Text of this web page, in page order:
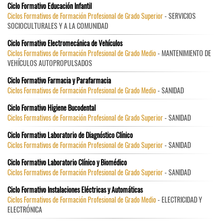
Ciclo Formativo Educación Infantil
Ciclos Formativos de Formación Profesional de Grado Superior- SERVICIOS
SOCIOCULTURALES Y A LA COMUNIDAD
Ciclo Formativo Electromecánica de Vehículos
Ciclos Formativos de Formación Profesional de Grado Medio- MANTENIMIENTO DE
VEHÍCULOS AUTOPROPULSADOS
Ciclo Formativo Farmacia y Parafarmacia
Ciclos Formativos de Formación Profesional de Grado Medio- SANIDAD
Ciclo Formativo Higiene Bucodental
Ciclos Formativos de Formación Profesional de Grado Superior- SANIDAD
Ciclo Formativo Laboratorio de Diagnóstico Clínico
Ciclos Formativos de Formación Profesional de Grado Superior- SANIDAD
Ciclo Formativo Laboratorio Clínico y Biomédico
Ciclos Formativos de Formación Profesional de Grado Superior- SANIDAD
Ciclo Formativo Instalaciones Eléctricas y Automáticas
Ciclos Formativos de Formación Profesional de Grado Medio- ELECTRICIDAD Y
ELECTRÓNICA